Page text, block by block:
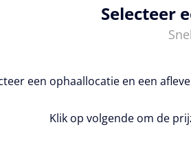
Selecteer
een ophaallocatie en een
Klik op volgende om de